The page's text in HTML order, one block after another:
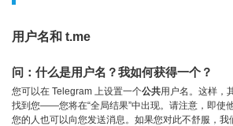
用户名和 t.me
问：什么是用户名？我如何获得一个？
您可以在 Telegram 上设置一个公共用户名。这样，
找到您——您将在“全局结果”中出现。请注意，即使
您的人也可以向您发送消息。如果您对此不舒服，我